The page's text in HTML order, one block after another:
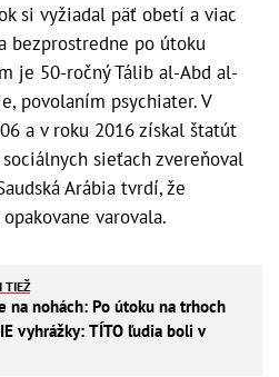
si vyžiadal päť obetí a viac
bezprostredne po útoku
je 50-ročný Tálib al-Abd al-
povolaním psychiater. V
a v roku 2016 získal štatút
sieťach zvereňoval
Arábia tvrdí, že
varovala.
TIEŽ
na nohách: Po útoku na trhoch
vyhrážky: TÍTO ľudia boli v